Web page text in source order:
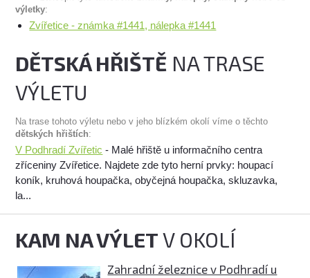
výletky:
Zvířetice - známka #1441, nálepka #1441
DĚTSKÁ HŘIŠTĚ NA TRASE
VÝLETU
Na trase tohoto výletu nebo v jeho blízkém okolí víme o těchto
dětských hřištích:
V Podhradí Zvířetic - Malé hřiště u informačního centra
zříceniny Zvířetice. Najdete zde tyto herní prvky: houpací
koník, kruhová houpačka, obyčejná houpačka, skluzavka,
la...
KAM NA VÝLETV OKOLÍ
Zahradní železnice v Podhradí u